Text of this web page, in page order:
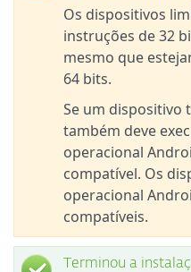
Os dispositivos
instruções de 32
mesmo que
64 bits.
Se um dispositivo
também deve
operacional
compatível. Os
operacional
compatíveis.
Terminou a